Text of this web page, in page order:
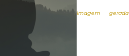
Imagem gerada